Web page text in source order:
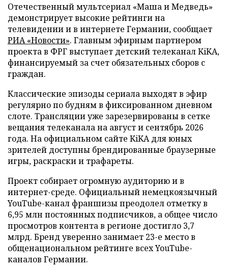
Отечественный мультсериал «Маша и Медведь»
демонстрирует высокие рейтинги на
телевидении и в интернете Германии, сообщает
РИА «Новости». Главным эфирным партнером
проекта в ФРГ выступает детский телеканал KiKA,
финансируемый за счет обязательных сборов с
граждан.
Классические эпизоды сериала выходят в эфир
регулярно по будням в фиксированном дневном
слоте. Трансляции уже зарезервированы в сетке
вещания телеканала на август и сентябрь 2026
года. На официальном сайте KiKA для юных
зрителей доступны брендированные браузерные
игры, раскраски и трафареты.
Проект собирает огромную аудиторию и в
интернет-среде. Официальный немецкоязычный
YouTube-канал франшизы преодолел отметку в
6,95 млн постоянных подписчиков, а общее число
просмотров контента в регионе достигло 3,7
млрд. Бренд уверенно занимает 23-е место в
общенациональном рейтинге всех YouTube-
каналов Германии.